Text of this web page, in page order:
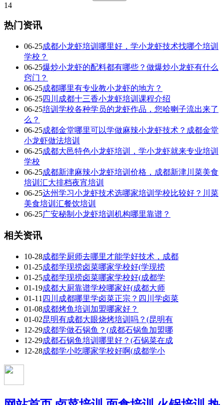
14
热门资讯
06-25成都小龙虾培训哪里好，学小龙虾技术找哪个培训
学校？
06-25爆炒小龙虾的配料都有哪些？做爆炒小龙虾有什么
窍门？
06-25成都哪里有专业教小龙虾的地方？
06-25四川成都十三香小龙虾培训课程介绍
06-25培训学校各种学员的龙虾作品，您哈喇子流出来了
么？
06-25成都金堂哪里可以学做麻辣小龙虾技术？成都金堂
小龙虾做法培训
06-25成都大邑特色小龙虾培训，学小龙虾就来专业培训
学校
06-25成都新津麻辣小龙虾培训价格，成都新津川菜美食
培训汇大排档夜宵培训
06-25达州学习小龙虾技术选哪家培训学校比较好？川菜
美食培训汇餐饮培训
06-25广安秘制小龙虾培训机构哪里靠谱？
相关资讯
10-28成都学厨师去哪里才能学好技术，成都
01-25成都学现捞卤菜哪家学校好(学现捞
01-25成都学现捞卤菜哪家学校好(成都学
01-19成都大厨靠谱学校哪家好(成都大师
01-11 四川成都哪里学卤菜正宗？四川学卤菜
01-08成都烤鱼培训加盟哪家好？
01-02昆明有成都大眼烧烤培训吗？(昆明有
12-29成都学做石锅鱼？(成都石锅鱼加盟哪
12-29成都石锅鱼培训哪里好？(石锅菜在成
12-28成都学小吃哪家学校好啊(成都学小